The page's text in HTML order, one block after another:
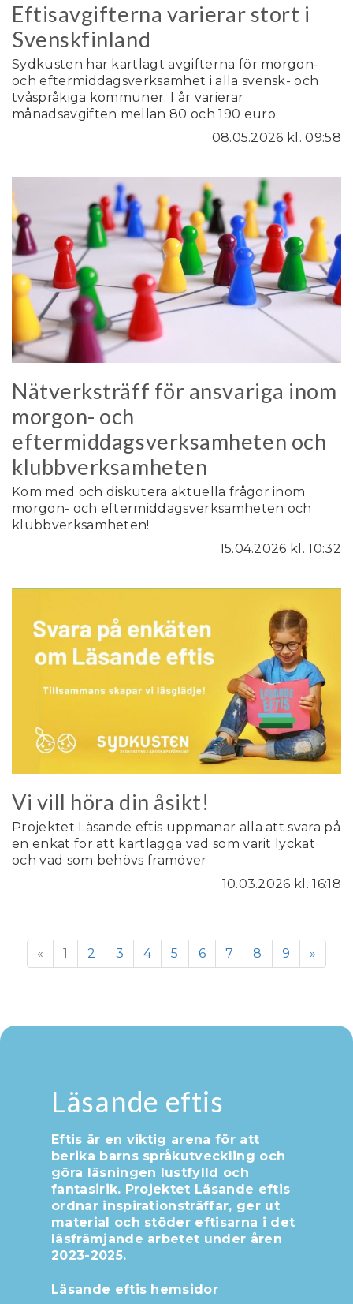
Eftisavgifterna varierar stort i
Svenskfinland
Sydkusten har kartlagt avgifterna för morgon-
och eftermiddagsverksamhet i alla svensk- och
tvåspråkiga kommuner. I år varierar
månadsavgiften mellan 80 och 190 euro.
08.05.2026 kl. 09:58
Nätverksträff för ansvariga inom
morgon- och
eftermiddagsverksamheten och
klubbverksamheten
Kom med och diskutera aktuella frågor inom
morgon- och eftermiddagsverksamheten och
klubbverksamheten!
15.04.2026 kl. 10:32
Vi vill höra din åsikt!
Projektet Läsande eftis uppmanar alla att svara på
en enkät för att kartlägga vad som varit lyckat
och vad som behövs framöver
10.03.2026 kl. 16:18
« 1 2 3 4 5 6 7 8 9 »
Läsande eftis
Eftis är en viktig arena för att
berika barns språkutveckling och
göra läsningen lustfylld och
fantasirik. Projektet Läsande eftis
ordnar inspirationsträffar, ger ut
material och stöder eftisarna i det
läsfrämjande arbetet under åren
2023-2025.
Läsande eftis hemsidor